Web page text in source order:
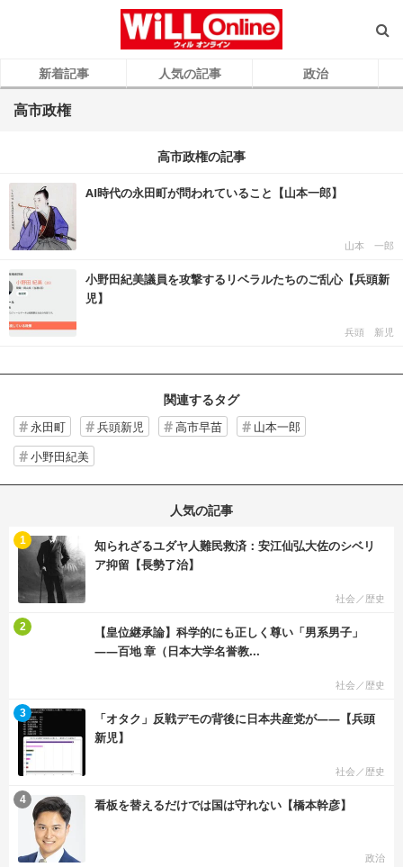
新着記事 人気の記事 政治
高市政権
高市政権の記事
AI時代の永田町が問われていること【山本一郎】
山本 一郎
小野田紀美議員を攻撃するリベラルたちのご乱心【兵頭新
児】
兵頭 新児
関連するタグ
永田町 兵頭新児 高市早苗
山本一郎
小野田紀美
人気の記事
知られざるユダヤ人難民救済：安江仙弘大佐のシベリ
ア抑留【長勢了治】
社会／歴史
1
【皇位継承論】科学的にも正しく尊い「男系男子」
――百地 章（日本大学名誉教...
社会／歴史
2
「オタク」反戦デモの背後に日本共産党が――【兵頭
新児】
社会／歴史
3
看板を替えるだけでは国は守れない【橋本幹彦】
政治
4